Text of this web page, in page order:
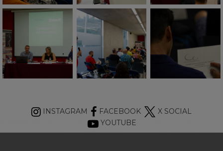
INSTAGRAM FACEBOOK
X SOCIAL
YOUTUBE